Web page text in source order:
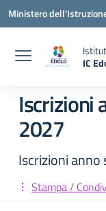
Vai ai contenuti
Vai al menu di
Vai al footer
Ministero
IC
Iscrizioni
2027
Iscrizioni
Stampa /